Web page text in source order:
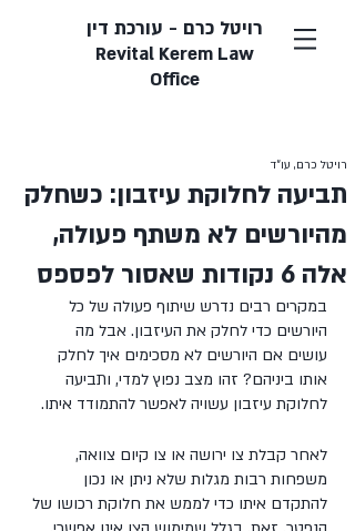
רויטל כרם - עורכת דין
Revital Kerem Law
Office
תביעה לחלוקת עיזבון: כשחלק
מהיורשים לא משתף פעולה,
אלה 6 נקודות שאסור לפספס
רויטל כרם, עו״ד
במקרים רבים נדרש שיתוף פעולה של כל
היורשים כדי לחלק את העיזבון. אבל מה
עושים אם היורשים לא מסכימים איך לחלק
אותו ביניהם? זהו מצב נפוץ למדי, ותביעה
לחלוקת עיזבון עשויה לאפשר להתמודד איתו.
לאחר קבלת צו ירושה או צו קיום צוואה,
משפחות רבות מגלות שלא ניתן או נכון
להתקדם איתו כדי לממש את חלוקת רכושו של